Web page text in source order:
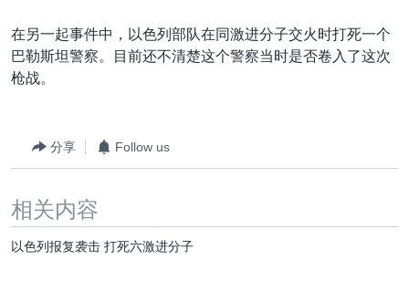
重要讲话与声明
台海两岸关系
关注西藏
关注新疆
GEN Z 看美国
其他语言网站
在另一起事件中，以色列部队在同激进分子交火时打死一个
巴勒斯坦警察。目前还不清楚这个警察当时是否卷入了这次
枪战。
分享 Follow us
相关内容
以色列报复袭击 打死六激进分子